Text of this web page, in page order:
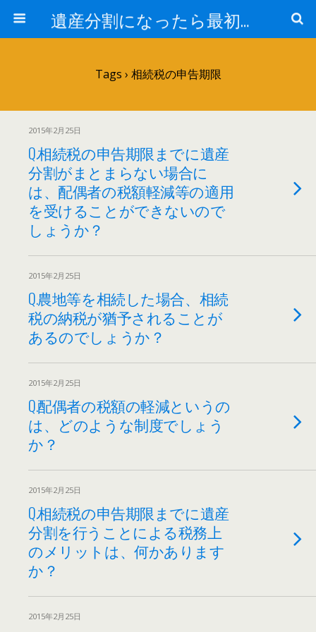
遺産分割になったら最初に見るサイト
Tags › 相続税の申告期限
2015年2月25日
Q.相続税の申告期限までに遺産
分割がまとまらない場合に
は、配偶者の税額軽減等の適用
を受けることができないので
しょうか？
2015年2月25日
Q.農地等を相続した場合、相続
税の納税が猶予されることが
あるのでしょうか？
2015年2月25日
Q.配偶者の税額の軽減というの
は、どのような制度でしょう
か？
2015年2月25日
Q.相続税の申告期限までに遺産
分割を行うことによる税務上
のメリットは、何かあります
か？
2015年2月25日